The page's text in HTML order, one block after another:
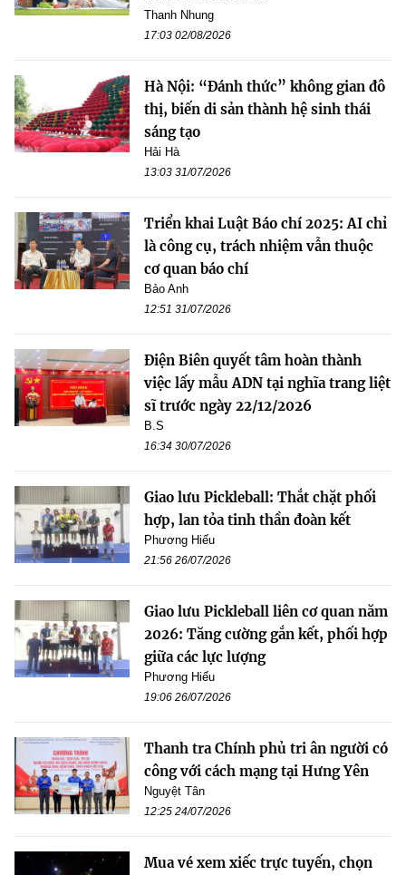
Thanh Nhung
17:03 02/08/2026
Hà Nội: “Đánh thức” không gian đô
thị, biến di sản thành hệ sinh thái
sáng tạo
Hải Hà
13:03 31/07/2026
Triển khai Luật Báo chí 2025: AI chỉ
là công cụ, trách nhiệm vẫn thuộc
cơ quan báo chí
Bảo Anh
12:51 31/07/2026
Điện Biên quyết tâm hoàn thành
việc lấy mẫu ADN tại nghĩa trang liệt
sĩ trước ngày 22/12/2026
B.S
16:34 30/07/2026
Giao lưu Pickleball: Thắt chặt phối
hợp, lan tỏa tinh thần đoàn kết
Phương Hiếu
21:56 26/07/2026
Giao lưu Pickleball liên cơ quan năm
2026: Tăng cường gắn kết, phối hợp
giữa các lực lượng
Phương Hiếu
19:06 26/07/2026
Thanh tra Chính phủ tri ân người có
công với cách mạng tại Hưng Yên
Nguyệt Tân
12:25 24/07/2026
Mua vé xem xiếc trực tuyến, chọn